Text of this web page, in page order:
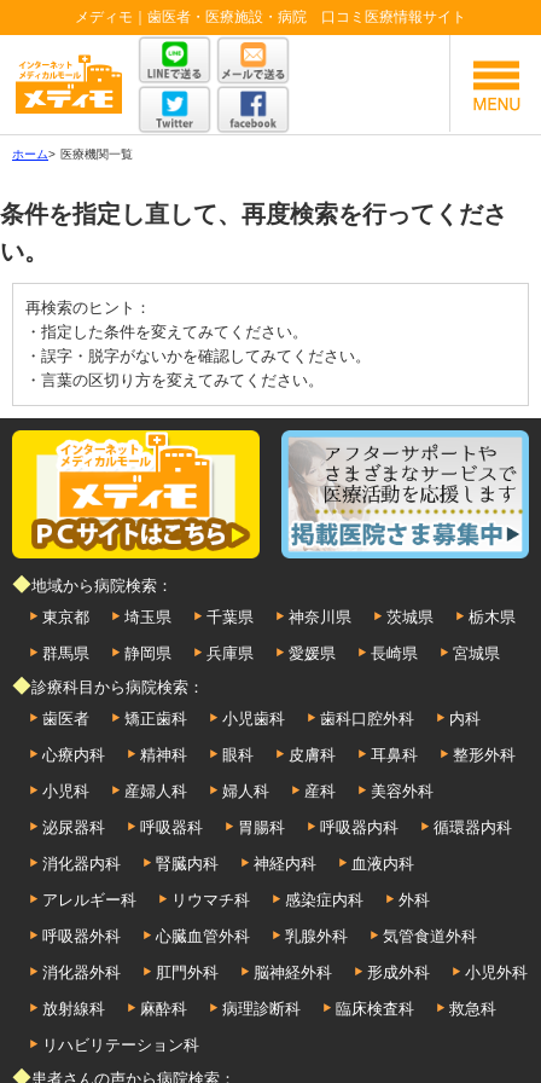
メディモ｜歯医者・医療施設・病院 口コミ医療情報サイト
ホーム> 医療機関一覧
条件を指定し直して、再度検索を行ってくださ
い。
再検索のヒント：
・指定した条件を変えてみてください。
・誤字・脱字がないかを確認してみてください。
・言葉の区切り方を変えてみてください。
◆地域から病院検索：
東京都
埼玉県 千葉県 神奈川県 茨城県
栃木県
群馬県
静岡県 兵庫県 愛媛県 長崎県
宮城県
◆診療科目から病院検索：
歯医者
矯正歯科 小児歯科 歯科口腔外科
内科
心療内科
精神科 眼科 皮膚科 耳鼻科
整形外科
小児科
産婦人科 婦人科 産科
美容外科
泌尿器科
呼吸器科 胃腸科 呼吸器内科
循環器内科
消化器内科
腎臓内科 神経内科
血液内科
アレルギー科
リウマチ科 感染症内科
外科
呼吸器外科
心臓血管外科 乳腺外科
気管食道外科
消化器外科
肛門外科 脳神経外科 形成外科
小児外科
放射線科
麻酔科 病理診断科 臨床検査科
救急科
リハビリテーション科
◆患者さんの声から病院検索：